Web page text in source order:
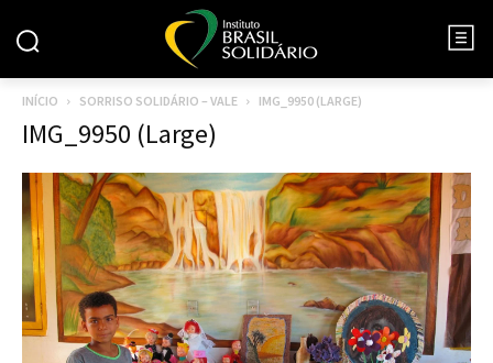
INÍCIO SORRISO SOLIDÁRIO – VALE IMG_9950 (LARGE)
IMG_9950 (Large)